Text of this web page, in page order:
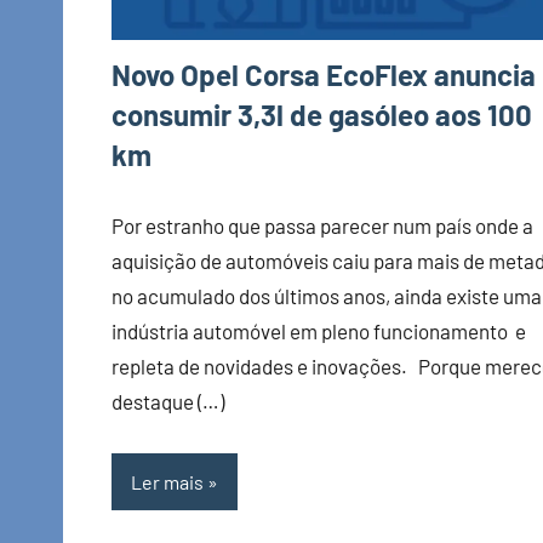
Novo Opel Corsa EcoFlex anuncia
consumir 3,3l de gasóleo aos 100
km
Por estranho que passa parecer num país onde a
aquisição de automóveis caiu para mais de
no acumulado dos últimos anos, ainda existe uma
indústria automóvel em pleno funcionamento e
repleta de novidades e inovações. Porque
destaque (…)
Ler mais